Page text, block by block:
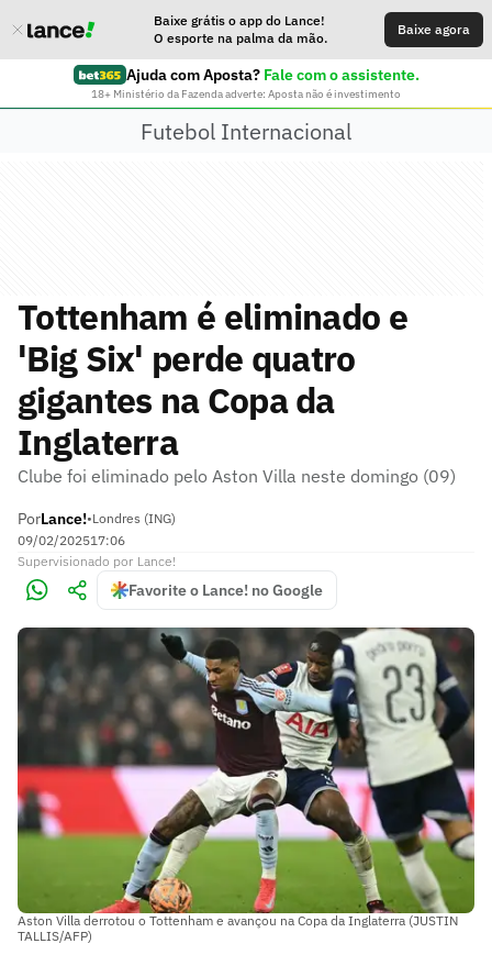
Baixe grátis o app do Lance!
O esporte na palma da mão.
Baixe agora
Ajuda com Aposta? Fale com o assistente.
18+ Ministério da Fazenda adverte: Aposta não é investimento
Futebol Internacional
Tottenham é eliminado e
'Big Six' perde quatro
gigantes na Copa da
Inglaterra
Clube foi eliminado pelo Aston Villa neste domingo (09)
PorLance!•Londres (ING)
09/02/202517:06
Supervisionado por Lance!
Favorite o Lance! no Google
Aston Villa derrotou o Tottenham e avançou na Copa da Inglaterra (JUSTIN
TALLIS/AFP)